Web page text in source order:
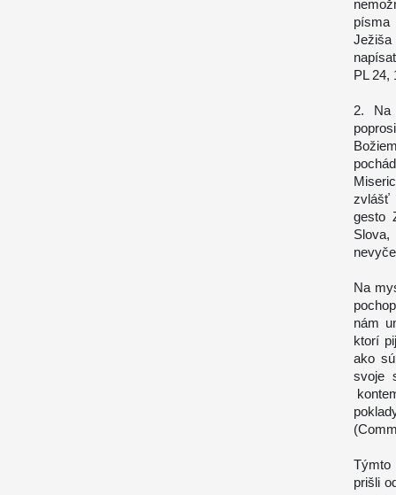
písma
PL 24,
2. Na
zvlášť
gesto
Na
nám
ktorí
ako
svoje
Týmto
prišli